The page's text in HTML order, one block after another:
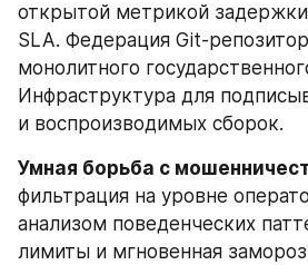
открытой метрикой
SLA. Федерация Git-
монолитного
Инфраструктура для
и воспроизводимых сборок.
Умная борьба с
фильтрация на уровне
анализом поведенческих
лимиты и мгновенная